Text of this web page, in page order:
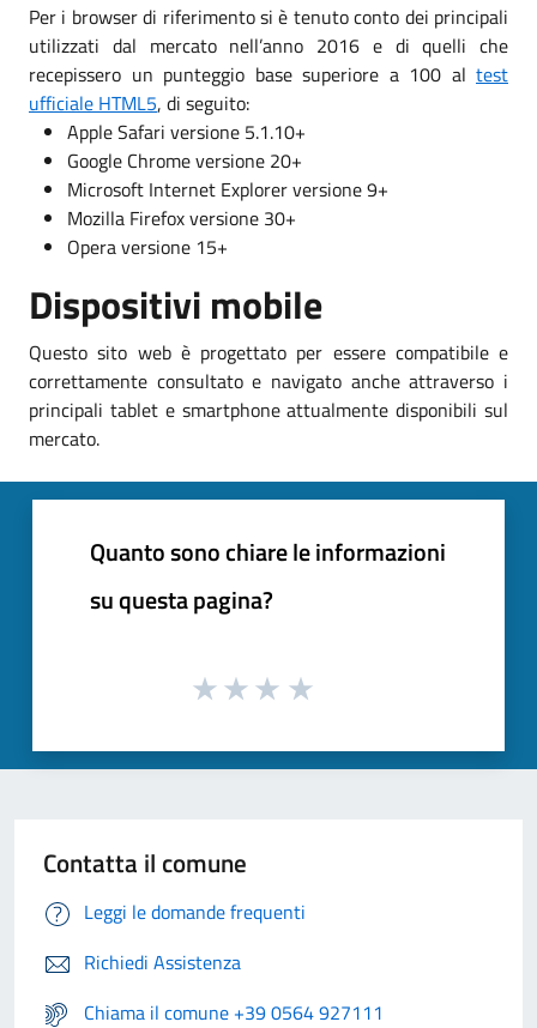
Per i browser di riferimento si è tenuto conto dei principali
utilizzati dal mercato nell’anno 2016 e di quelli che
recepissero un punteggio base superiore a 100 al test
ufficiale HTML5, di seguito:
Apple Safari versione 5.1.10+
Google Chrome versione 20+
Microsoft Internet Explorer versione 9+
Mozilla Firefox versione 30+
Opera versione 15+
Dispositivi mobile
Questo sito web è progettato per essere compatibile e
correttamente consultato e navigato anche attraverso i
principali tablet e smartphone attualmente disponibili sul
mercato.
Quanto sono chiare le informazioni
su questa pagina?
Contatta il comune
Leggi le domande frequenti
Richiedi Assistenza
Chiama il comune +39 0564 927111